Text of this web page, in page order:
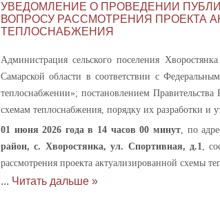
УВЕДОМЛЕНИЕ О ПРОВЕДЕНИИ
ВОПРОСУ РАССМОТРЕНИЯ ПРОЕКТА
ТЕПЛОСНАБЖЕНИЯ
Администрация сельского поселения
Самарской области в соответствии с
теплоснабжении»; постановлением
схемам теплоснабжения, порядку их разработки и
01 июня 2026 года в 14 часов 00 минут, по
район, с. Хворостянка, ул. Спортивная, д.1,
рассмотрения проекта актуализированной схемы
... Читать дальше »